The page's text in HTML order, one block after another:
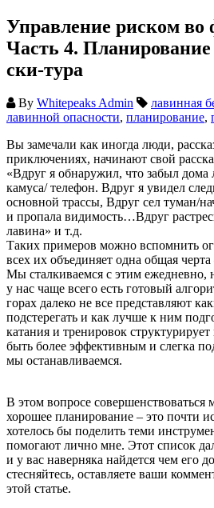
Управление риском во
Часть 4.
ски-тура
By Whitepeaks Admin лавинная
лавинной опасности, планирование,
Вы замечали как иногда люди,
приключениях, начинают свой
«Вдруг я обнаружил, что забыл
камуса/ телефон. Вдруг я увидел
основной трассы, Вдруг сел туман/
и пропала видимость…Вдруг
лавина» и т.д.
Таких примеров можно вспомнить
всех их объединяет одна общая
Мы сталкиваемся с этим ежедневно,
у нас чаще всего есть готовый
горах далеко не все представляют
подстерегать и как лучше к ним
катания и тренировок
быть более эффективным и слегка
мы останавливаемся.
В этом вопросе совершенствоваться
хорошее планирование – это почти
хотелось бы поделить теми
помогают лично мне. Этот список
и у вас наверняка найдется чем его
стесняйтесь, оставляете ваши
этой статье.